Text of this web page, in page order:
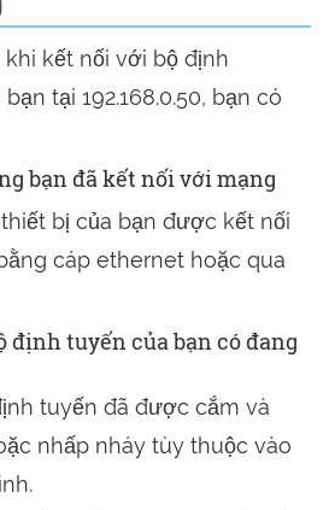
kết nối với bộ định
tại 192.168.0.50, bạn có
bạn đã kết nối với mạng
bị của bạn được kết nối
cáp ethernet hoặc qua
định tuyến của bạn có đang
tuyến đã được cắm và
nhấp nháy tùy thuộc vào